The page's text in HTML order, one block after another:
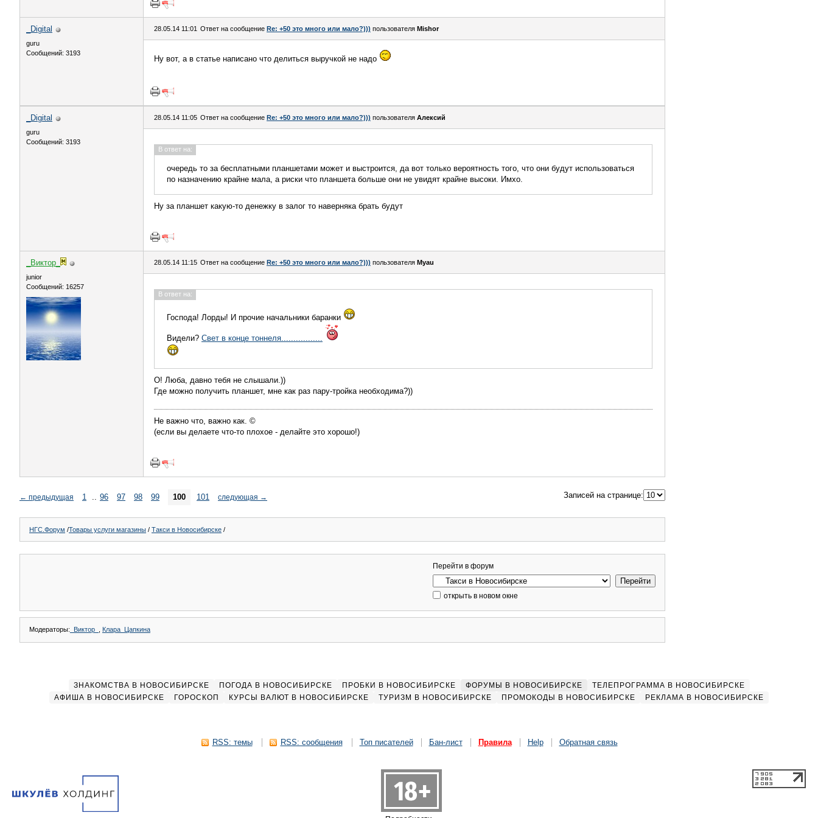
_Digital
guru
Сообщений: 3193
28.05.14 11:01 Ответ на сообщение Re: +50 это много или мало?))) пользователя Mishor
Ну вот, а в статье написано что делиться выручкой не надо
_Digital
guru
Сообщений: 3193
28.05.14 11:05 Ответ на сообщение Re: +50 это много или мало?))) пользователя Алексий
В ответ на:
очередь то за бесплатными планшетами может и выстроится, да вот только вероятность того, что они будут использоваться
по назначению крайне мала, а риски что планшета больше они не увидят крайне высоки. Имхо.
Ну за планшет какую-то денежку в залог то наверняка брать будут
_Виктор_
juniоr
Сообщений: 16257
28.05.14 11:15 Ответ на сообщение Re: +50 это много или мало?))) пользователя Myau
В ответ на:
Господа! Лорды! И прочие начальники баранки
Видели? Свет в конце тоннеля.................
О! Люба, давно тебя не слышали.))
Где можно получить планшет, мне как раз пару-тройка необходима?))
Не важно что, важно как. ©
(если вы делаете что-то плохое - делайте это хорошо!)
← предыдущая 1 .. 96 97 98 99 100 101 следующая → Записей на странице:
НГС.Форум /Товары услуги магазины / Такси в Новосибирске /
Перейти в форум
открыть в новом окне
Модераторы: _Виктор_ Клара_Цапкина
ЗНАКОМСТВА В НОВОСИБИРСКЕ ПОГОДА В НОВОСИБИРСКЕ ПРОБКИ В НОВОСИБИРСКЕ ФОРУМЫ В НОВОСИБИРСКЕ
ТЕЛЕПРОГРАММА В НОВОСИБИРСКЕ
АФИША В НОВОСИБИРСКЕ
ГОРОСКОП КУРСЫ ВАЛЮТ В НОВОСИБИРСКЕ ТУРИЗМ В НОВОСИБИРСКЕ ПРОМОКОДЫ В НОВОСИБИРСКЕ РЕКЛАМА В НОВОСИБИРСКЕ
RSS: темы RSS: сообщения Топ писателей Бан-лист Правила Help Обратная связь